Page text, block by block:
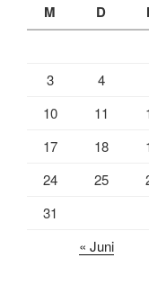
M D
3
4
10
11
17
18
24
25
31
« Juni